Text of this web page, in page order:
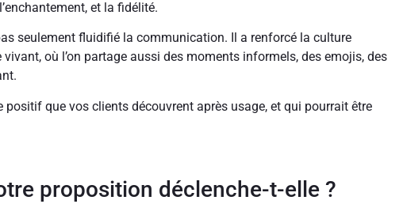
et la fidélité.
seulement fluidifié la communication. Il a renforcé la culture
vivant, où l’on partage aussi des moments informels, des emojis, des
positif que vos clients découvrent après usage, et qui pourrait être
proposition déclenche-t-elle ?